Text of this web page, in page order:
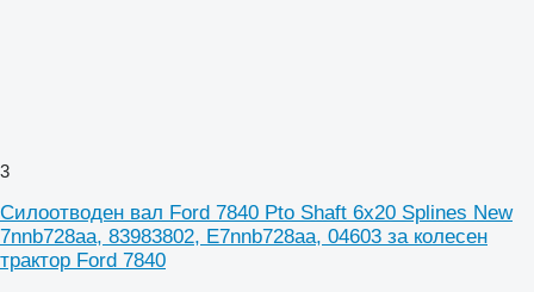
3
Силоотводен вал Ford 7840 Pto Shaft 6x20 Splines New
7nnb728aa, 83983802, E7nnb728aa, 04603 за колесен
трактор Ford 7840